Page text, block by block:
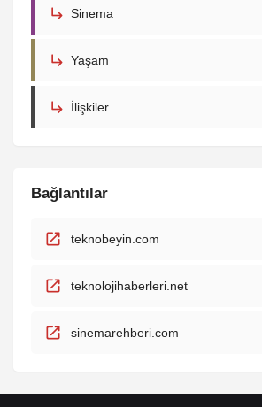
Sinema
Yaşam
İlişkiler
Bağlantılar
teknobeyin.com
teknolojihaberleri.net
sinemarehberi.com